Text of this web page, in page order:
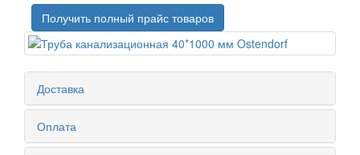
Получить полный прайс товаров
Доставка
Оплата